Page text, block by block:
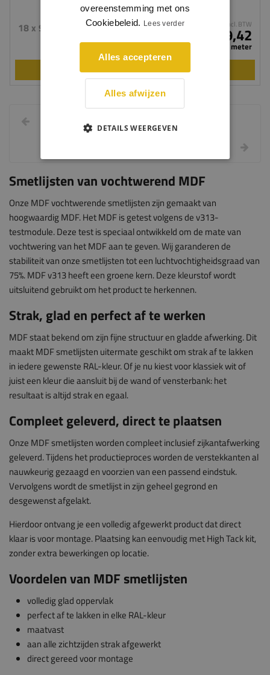
18 x 90 mm incl. BTW
€ 19,42
per meter
BEKIJKEN
Smetlijsten van vochtwerend MDF
Onze MDF vochtwerende smetlijsten zijn gemaakt van
hoogwaardig MDF. Het MDF is getest volgens de v313-
testmodule. Deze test is speciaal ontwikkeld om de mate van
vochtwering van het MDF aan te geven. Wij garanderen de
stabiliteit van onze smetlijsten tot een luchtvochtigheidsgraad van
75%. MDF v313 heeft een groene kern. Deze kleurstof wordt
uitsluitend gebruikt om het product te herkennen.
Strak, glad en perfect af te werken
MDF staat bekend om zijn fijne structuur en gladde afwerking. Dit
maakt MDF smetlijsten uitermate geschikt om strak af te lakken
in iedere gewenste RAL-kleur. Of je nu kiest voor klassiek wit of
juist een kleur die aansluit bij de wand of vensterbank: het
resultaat is altijd strak en egaal.
Compleet geleverd, direct te plaatsen
Onze MDF smetlijsten worden compleet inclusief zijkantafwerking
geleverd. Tijdens het productieproces worden de verstekkanten al
nauwkeurig gezaagd en voorzien van een passend eindstuk.
Vervolgens wordt de smetlijst in zijn geheel gegrond en
desgewenst afgelakt.
Hierdoor ontvang je een volledig afgewerkt product dat direct
klaar is voor montage. Plaatsing kan eenvoudig met High Tack kit,
zonder extra bewerkingen op locatie.
Voordelen van MDF smetlijsten
volledig glad oppervlak
perfect af te lakken in elke RAL-kleur
maatvast
aan alle zichtzijden strak afgewerkt
direct gereed voor montage
overeenstemming met ons
Cookiebeleid. Lees verder
Alles accepteren
Alles afwijzen
DETAILS WEERGEVEN